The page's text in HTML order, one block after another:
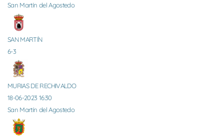
San Martín del Agostedo
SAN MARTÍN
6-3
MURIAS DE RECHIVALDO
18-06-2023 16:30
San Martín del Agostedo